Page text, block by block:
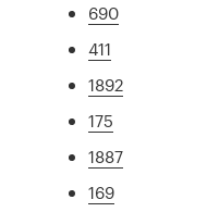
690
411
1892
175
1887
169